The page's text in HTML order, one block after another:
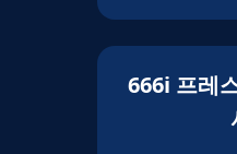
666i 프레